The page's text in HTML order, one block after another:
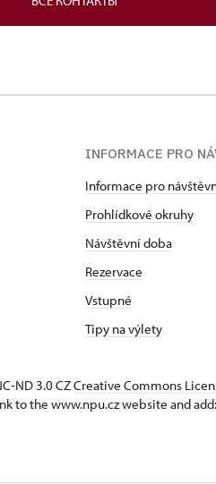
INFORMACE PRO
Informace pro
Prohlídkové okruhy
Návštěvní doba
Rezervace
Vstupné
Tipy na výlety
ND 3.0 CZCreative Commons
to the www.npu.cz website and add: